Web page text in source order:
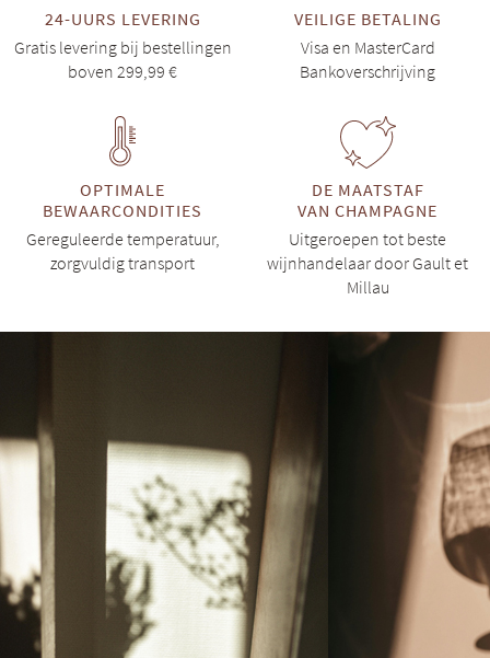
24-UURS LEVERING
Gratis levering bij bestellingen
boven 299,99 €
VEILIGE BETALING
Visa en MasterCard
Bankoverschrijving
OPTIMALE
BEWAARCONDITIES
Gereguleerde temperatuur,
zorgvuldig transport
DE MAATSTAF
VAN CHAMPAGNE
Uitgeroepen tot beste
wijnhandelaar door Gault et
Millau